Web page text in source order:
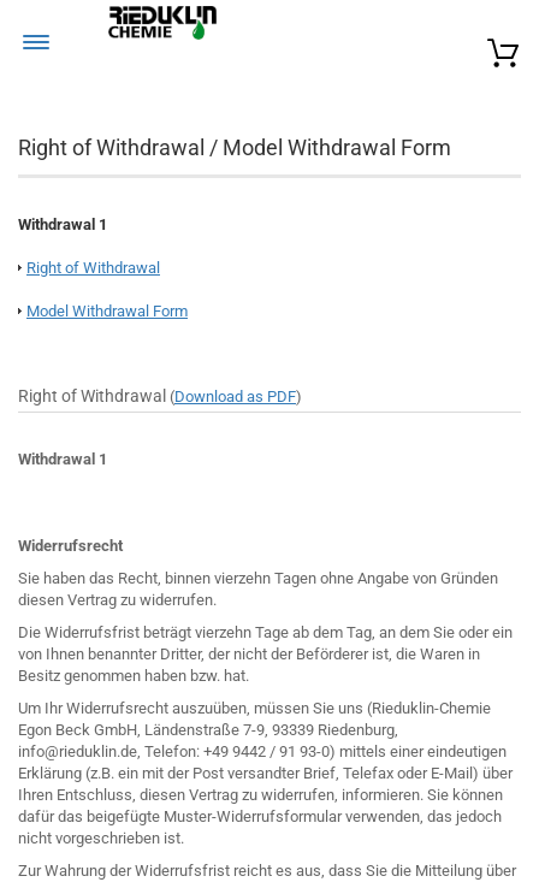
Right of Withdrawal / Model Withdrawal Form
Withdrawal 1
Right of Withdrawal
Model Withdrawal Form
Right of Withdrawal (Download as PDF)
Withdrawal 1
Widerrufsrecht
Sie haben das Recht, binnen vierzehn Tagen ohne Angabe von Gründen
diesen Vertrag zu widerrufen.
Die Widerrufsfrist beträgt vierzehn Tage ab dem Tag, an dem Sie oder ein
von Ihnen benannter Dritter, der nicht der Beförderer ist, die Waren in
Besitz genommen haben bzw. hat.
Um Ihr Widerrufsrecht auszuüben, müssen Sie uns (Rieduklin-Chemie
Egon Beck GmbH, Ländenstraße 7-9, 93339 Riedenburg,
info@rieduklin.de, Telefon: +49 9442 / 91 93-0) mittels einer eindeutigen
Erklärung (z.B. ein mit der Post versandter Brief, Telefax oder E-Mail) über
Ihren Entschluss, diesen Vertrag zu widerrufen, informieren. Sie können
dafür das beigefügte Muster-Widerrufsformular verwenden, das jedoch
nicht vorgeschrieben ist.
Zur Wahrung der Widerrufsfrist reicht es aus, dass Sie die Mitteilung über